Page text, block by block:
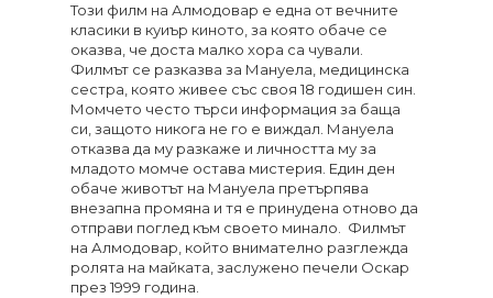
Този филм на Алмодовар е една от вечните
класики в куиър киното, за която обаче се
оказва, че доста малко хора са чували.
Филмът се разказва за Мануела, медицинска
сестра, която живее със своя 18 годишен син.
Момчето често търси информация за баща
си, защото никога не го е виждал. Мануела
отказва да му разкаже и личността му за
младото момче остава мистерия. Един ден
обаче животът на Мануела претърпява
внезапна промяна и тя е принудена отново да
отправи поглед към своето минало. Филмът
на Алмодовар, който внимателно разглежда
ролята на майката, заслужено печели Оскар
през 1999 година.